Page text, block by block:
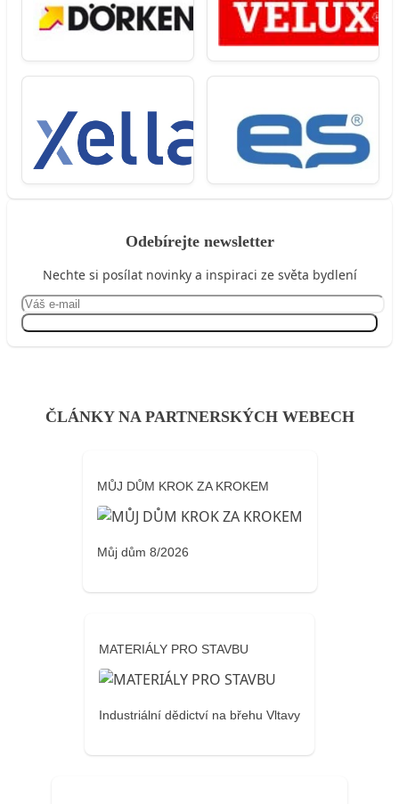
Odebírejte newsletter
Nechte si posílat novinky a inspiraci ze světa bydlení
ČLÁNKY NA PARTNERSKÝCH WEBECH
MŮJ DŮM KROK ZA KROKEM
Můj dům 8/2026
MATERIÁLY PRO STAVBU
Industriální dědictví na břehu Vltavy